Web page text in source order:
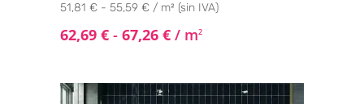
51,81 € - 55,59 € / m² (sin IVA)
62,69 € - 67,26 € / m2